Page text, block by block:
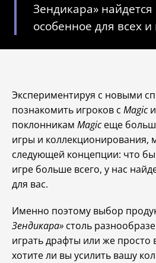
Зендикара» найдется
особенное для всех и
Экспериментируя с новыми
познакомить игроков с Magicи
поклонникам Magicеще
игры и коллекционирования,
следующей концепции: что
игре больше всего, у нас
для вас.
Именно поэтому выбор
Зендикара» столь
играть драфты или же просто
хотите ли вы усилить вашу